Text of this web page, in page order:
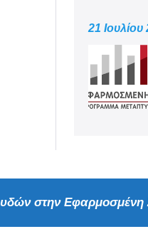
21 Ιουλίου
στην Εφαρμοσμένη